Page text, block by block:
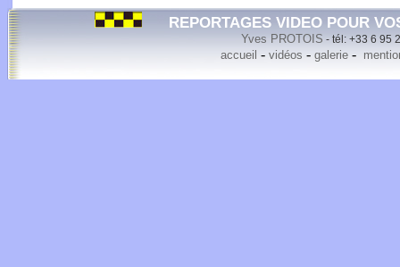
REPORTAGES VIDEO POUR
Yves PROTOIS - tél: +33 6 95
accueil - vidéos - galerie-